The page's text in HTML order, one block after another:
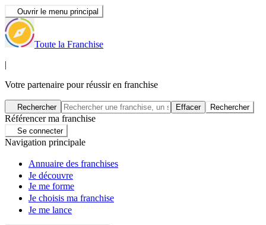
Ouvrir le menu principal
Toute la Franchise
|
Votre partenaire pour réussir en franchise
Rechercher Effacer Rechercher
Référencer ma franchise
Se connecter
Navigation principale
Annuaire des franchises
Je découvre
Je me forme
Je choisis ma franchise
Je me lance